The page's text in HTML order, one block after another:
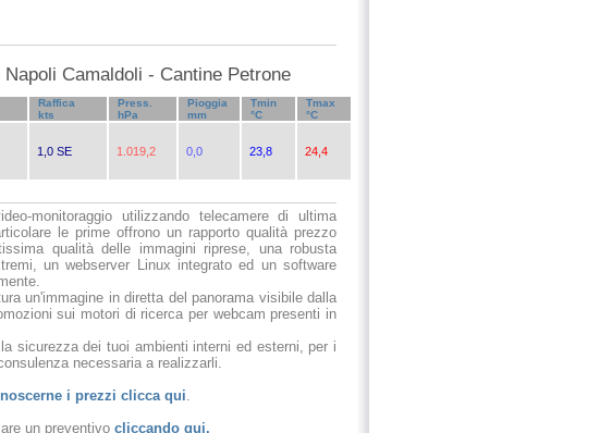
Camaldoli - Cantine Petrone
Raffica
kts
Press.
hPa
Pioggia
mm
Tmin
°C
Tmax
°C
1,0 SE 1.019,2 0,0 23,8 24,4
monitoraggio utilizzando telecamere di ultima
le prime offrono un rapporto qualità prezzo
qualità delle immagini riprese, una robusta
un webserver Linux integrato ed un software
un'immagine in diretta del panorama visibile dalla
sui motori di ricerca per webcam presenti in
sicurezza dei tuoi ambienti interni ed esterni, per i
necessaria a realizzarli.
i prezzi clicca qui
un preventivo cliccando qui.